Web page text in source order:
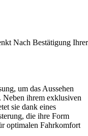
Nach Bestätigung Ihrer
um das Aussehen
Neben ihrem exklusiven
sie dank eines
die ihre Form
optimalen Fahrkomfort